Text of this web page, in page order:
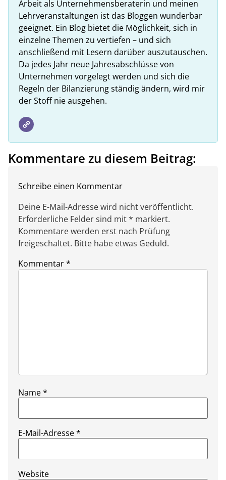
Arbeit als Unternehmensberaterin und meinen
Lehrveranstaltungen ist das Bloggen wunderbar
geeignet. Ein Blog bietet die Möglichkeit, sich in
einzelne Themen zu vertiefen – und sich
anschließend mit Lesern darüber auszutauschen.
Da jedes Jahr neue Jahresabschlüsse von
Unternehmen vorgelegt werden und sich die
Regeln der Bilanzierung ständig ändern, wird mir
der Stoff nie ausgehen.
Kommentare zu diesem Beitrag:
Schreibe einen Kommentar
Deine E-Mail-Adresse wird nicht veröffentlicht.
Erforderliche Felder sind mit * markiert.
Kommentare werden erst nach Prüfung
freigeschaltet. Bitte habe etwas Geduld.
Kommentar*
Name*
E-Mail-Adresse*
Website